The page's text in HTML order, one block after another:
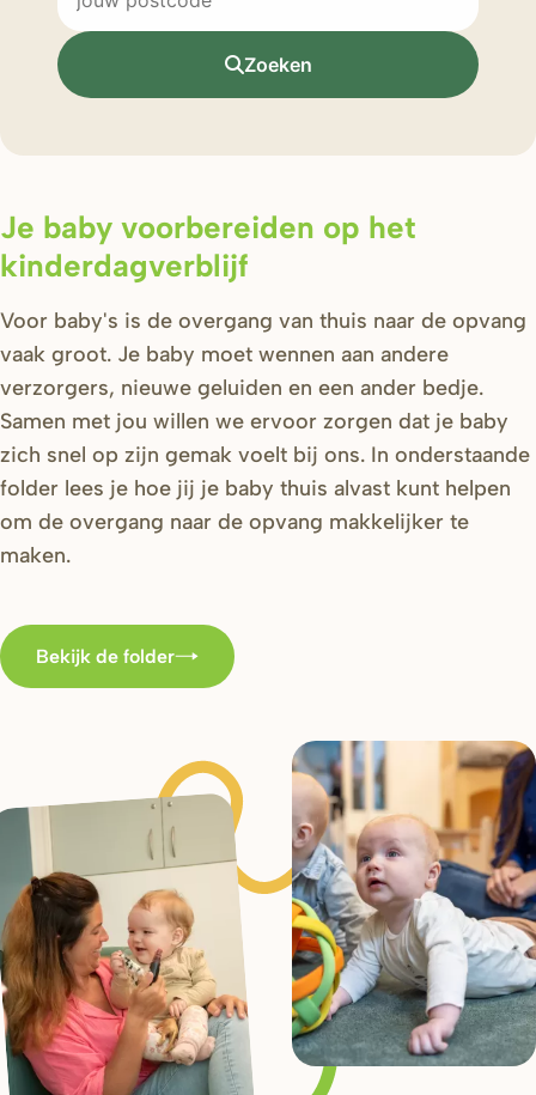
Zoeken
Je baby voorbereiden op het
kinderdagverblijf
Voor baby's is de overgang van thuis naar de opvang
vaak groot. Je baby moet wennen aan andere
verzorgers, nieuwe geluiden en een ander bedje.
Samen met jou willen we ervoor zorgen dat je baby
zich snel op zijn gemak voelt bij ons. In onderstaande
folder lees je hoe jij je baby thuis alvast kunt helpen
om de overgang naar de opvang makkelijker te
maken.
Bekijk de folder